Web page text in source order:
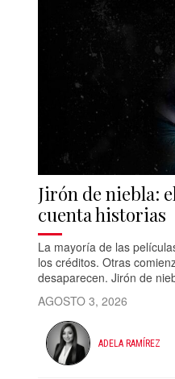
Jirón de niebla:
cuenta historias
La mayoría de las
los créditos. Otras
desaparecen. Jirón de
AGOSTO 3, 2026
ADELA RAMÍREZ